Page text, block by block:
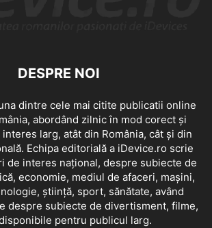
DESPRE NOI
dintre cele mai citite publicatii online
abordând zilnic în mod corect și
larg, atât din România, cât și din
Echipa editorială a iDevice.ro scrie
de interes național, despre subiecte de
economie, mediul de afaceri, mașini,
știință, sport, sănătate, având
despre subiecte de divertisment, filme,
pentru publicul larg.